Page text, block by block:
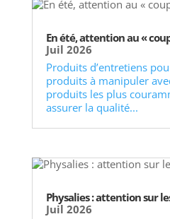
En été, attention au «
Juil 2026
Produits d’entretiens
produits à manipuler
produits les plus
assurer la qualité...
Physalies : attention sur
Juil 2026